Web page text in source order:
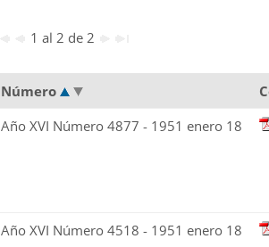
1 al 2 de 2
Número
Año XVI Número 4877 - 1951 enero 18
Año XVI Número 4518 - 1951 enero 18